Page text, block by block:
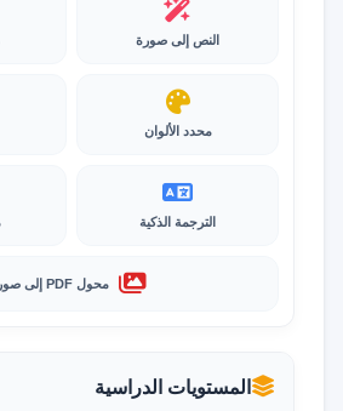
النص إلى صورة
محدد الألوان
الترجمة الذكية
محول PDF إلى صور
المستويات الدراسية